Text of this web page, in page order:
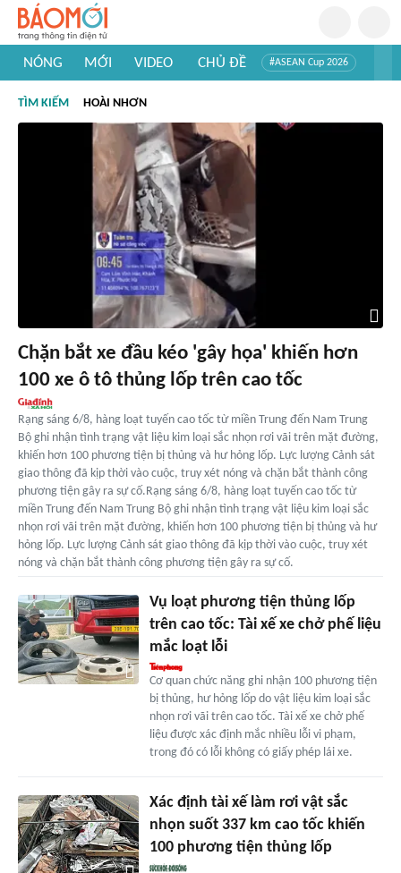
NÓNG MỚI VIDEO CHỦ ĐỀ #ASEAN Cup 2026
#Khám phá thế giới
TÌM KIẾM HOÀI NHƠN
Chặn bắt xe đầu kéo 'gây họa' khiến hơn
100 xe ô tô thủng lốp trên cao tốc
Rạng sáng 6/8, hàng loạt tuyến cao tốc từ miền Trung đến Nam Trung
Bộ ghi nhận tình trạng vật liệu kim loại sắc nhọn rơi vãi trên mặt đường,
khiến hơn 100 phương tiện bị thủng và hư hỏng lốp. Lực lượng Cảnh sát
giao thông đã kịp thời vào cuộc, truy xét nóng và chặn bắt thành công
phương tiện gây ra sự cố.Rạng sáng 6/8, hàng loạt tuyến cao tốc từ
miền Trung đến Nam Trung Bộ ghi nhận tình trạng vật liệu kim loại sắc
nhọn rơi vãi trên mặt đường, khiến hơn 100 phương tiện bị thủng và hư
hỏng lốp. Lực lượng Cảnh sát giao thông đã kịp thời vào cuộc, truy xét
nóng và chặn bắt thành công phương tiện gây ra sự cố.
Vụ loạt phương tiện thủng lốp
trên cao tốc: Tài xế xe chở phế liệu
mắc loạt lỗi
Cơ quan chức năng ghi nhận 100 phương tiện
bị thủng, hư hỏng lốp do vật liệu kim loại sắc
nhọn rơi vãi trên cao tốc. Tài xế xe chở phế
liệu được xác định mắc nhiều lỗi vi phạm,
trong đó có lỗi không có giấy phép lái xe.
Xác định tài xế làm rơi vật sắc
nhọn suốt 337 km cao tốc khiến
100 phương tiện thủng lốp